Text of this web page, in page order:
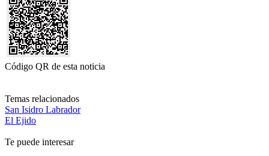
Código QR de esta noticia
Temas relacionados
San Isidro Labrador
El Ejido
Te puede interesar